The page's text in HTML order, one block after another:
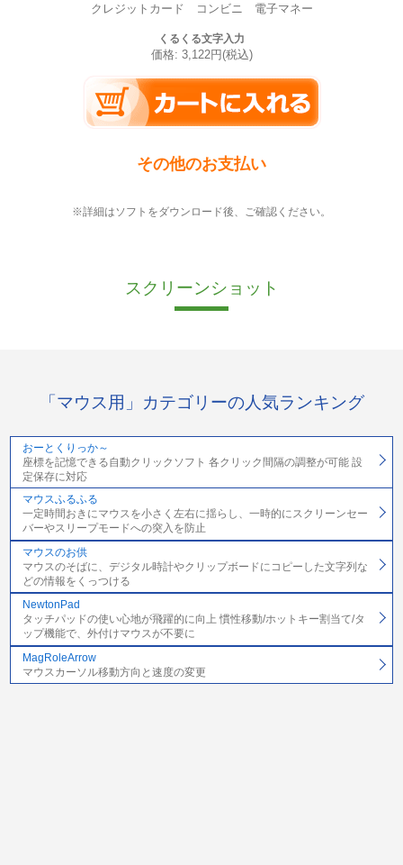
クレジットカード コンビニ 電子マネー
くるくる文字入力
価格: 3,122円(税込)
その他のお支払い
※詳細はソフトをダウンロード後、ご確認ください。
スクリーンショット
「マウス用」カテゴリーの人気ランキング
おーとくりっか～
座標を記憶できる自動クリックソフト 各クリック間隔の調整が可能 設
定保存に対応
マウスふるふる
一定時間おきにマウスを小さく左右に揺らし、一時的にスクリーンセー
バーやスリープモードへの突入を防止
マウスのお供
マウスのそばに、デジタル時計やクリップボードにコピーした文字列な
どの情報をくっつける
NewtonPad
タッチパッドの使い心地が飛躍的に向上 慣性移動/ホットキー割当て/タ
ップ機能で、外付けマウスが不要に
MagRoleArrow
マウスカーソル移動方向と速度の変更